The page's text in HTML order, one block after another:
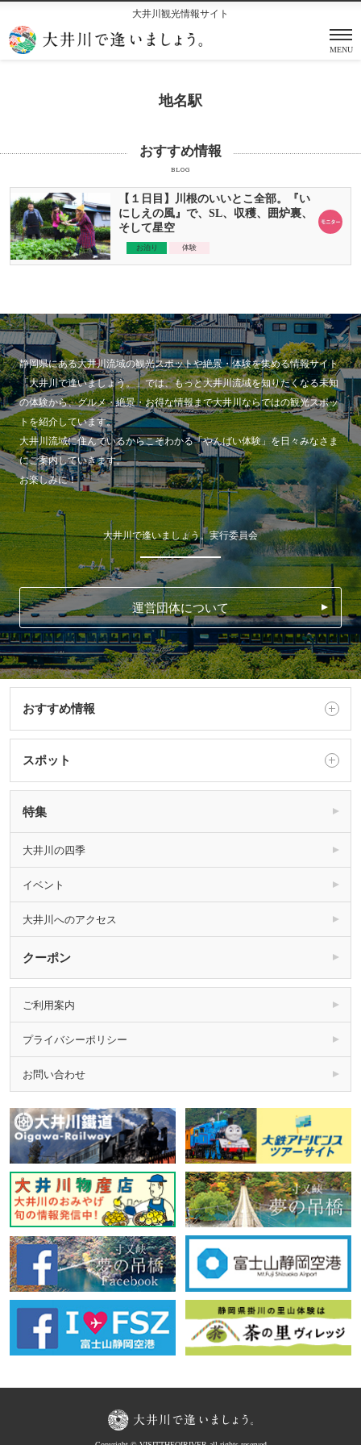
大井川観光情報サイト
MENU
地名駅
おすすめ情報
BLOG
【１日目】川根のいいとこ全部。『い
にしえの風』で、SL、収穫、囲炉裏、
そして星空
お泊り 体験
静岡県にある大井川流域の観光スポットや絶景・体験を集める情報サイト
「大井川で逢いましょう。」では、もっと大井川流域を知りたくなる未知
の体験から、グルメ・絶景・お得な情報まで大井川ならではの観光スポッ
トを紹介しています。
大井川流域に住んでいるからこそわかる「やんばい体験」を日々みなさま
にご案内していきます。
お楽しみに！
大井川で逢いましょう。実行委員会
運営団体について
おすすめ情報
スポット
特集
大井川の四季
イベント
大井川へのアクセス
クーポン
ご利用案内
プライバシーポリシー
お問い合わせ